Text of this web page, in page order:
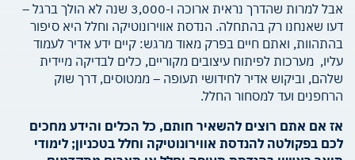
אבל למרות שהדרך נראית ארוכה ו-3,000 שנה לא הולך ברגל –
דעו שאנחנו רק בהתחלה. הנדסת אווירונוטיקה וחלל היא סיפור
בהתהוות, ואתם חיים בפרק מאוד מרגש: קיים ידע אדיר לעמוד
עליו, מערכות לפיתוח עיצובים מקוריים, כלים לבדיקה מיידית
שלהם, וביקוש אדיר לחידושי תעופה – ממטוסים, דרך שוק
הרחפנים ועד למסחור החלל.
אז אם אתם רוצים להשאיר חותם, כל הכלים והידע מחכים
לכם בפקולטה להנדסת אווירונוטיקה וחלל בטכניון; לימודי